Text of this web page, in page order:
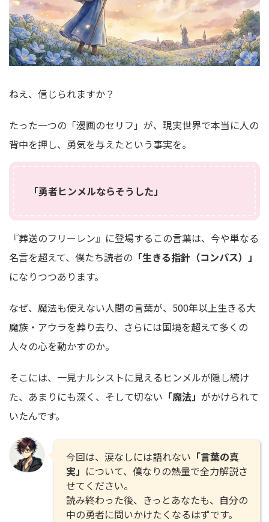
ねえ、信じられますか？
たった一つの「漫画のセリフ」が、現実世界で本当に人の
背中を押し、勇気を与えたという事実を。
「勇者ヒンメルならそうした」
『葬送のフリーレン』に登場するこの言葉は、今や単なる
名言を超えて、僕たち読者の 「生きる指針（コンパス）」
になりつつあります。
なぜ、魔法も使えない人間の言葉が、500年以上生きる大
魔族・アウラを葬り去り、さらには国境を超えて多くの
人々の心を動かすのか。
そこには、一見ナルシストに見えるヒンメルが隠し続け
た、あまりにも深く、そして切ない 「魔法」 がかけられて
いたんです。
今回は、涙なしには語れない 「言葉の真
実」 について、僕なりの熱量で全力解説さ
せてください。
読み終わった後、きっとあなたも、自分の
中の勇者に問いかけたくなるはずです。